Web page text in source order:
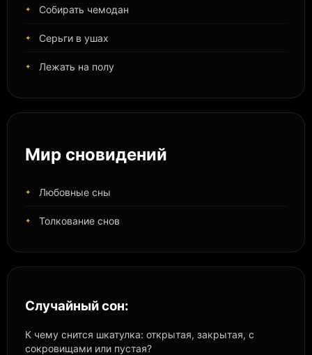
Собирать чемодан
Серьги в ушах
Лежать на полу
Мир сновидений
Любовные сны
Толкование снов
Случайный сон:
К чему снится шкатулка: открытая, закрытая, с
сокровищами или пустая?